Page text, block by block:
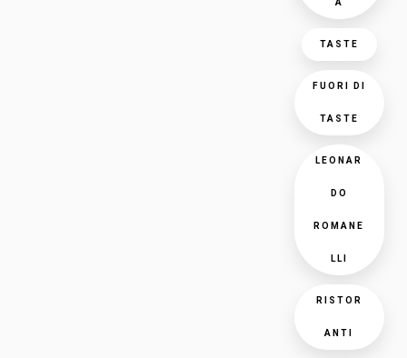
A
TASTE
FUORI DI
TASTE
LEONAR
DO
ROMANE
LLI
RISTOR
ANTI